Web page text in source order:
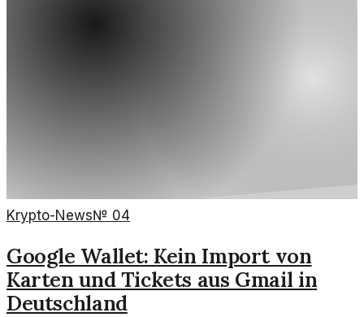
Krypto-News№ 04
Google Wallet: Kein Import von
Karten und Tickets aus Gmail in
Deutschland